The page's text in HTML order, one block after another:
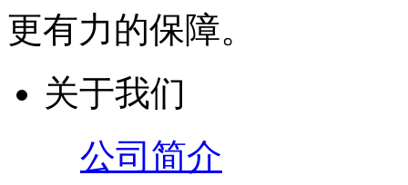
更有力的保障。
关于我们
公司简介